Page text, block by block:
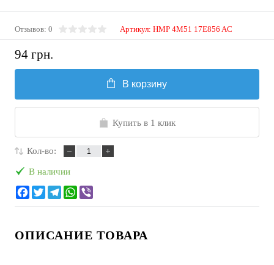
Отзывов: 0 Артикул: HMP 4M51 17E856 AC
94 грн.
В корзину
Купить в 1 клик
Кол-во:
В наличии
ОПИСАНИЕ ТОВАРА